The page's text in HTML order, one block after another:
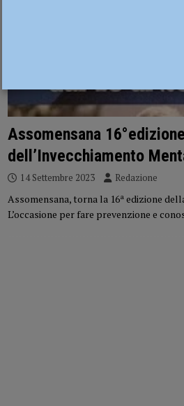
Assomensana
dell’Invecchiamento
14 Settembre 2023 Redazione
Assomensana, torna la 16ª edizione
L’occasione per fare prevenzione e